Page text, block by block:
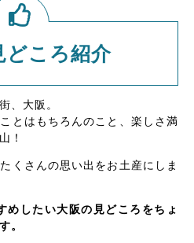
どころ紹介
、大阪。
とはもちろんのこと、楽しさ満
！
くさんの思い出をお土産にしま
したい大阪の見どころをちょ
。